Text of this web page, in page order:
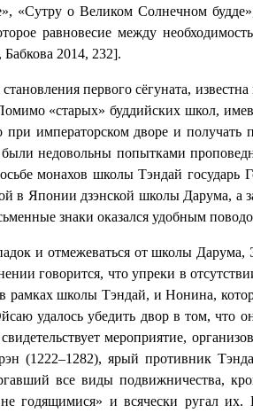
«Сутру о Великом Солнечном
равновесие между
2014, 232].
первого сёгуната,
«старых» буддийских школ,
при императорском дворе и
недовольны попытками
монахов школы Тэндай государь
в Японии дзэнской школы Дарума, а
знаки оказался удобным
и отмежеваться от школы Дарума,
говорится, что упреки в
рамках школы Тэндай, и Нонина,
удалось убедить двор в том,
мероприятие,
(1222‒1282), ярый противник
все виды подвижничества,
годящимися» и всячески ругал